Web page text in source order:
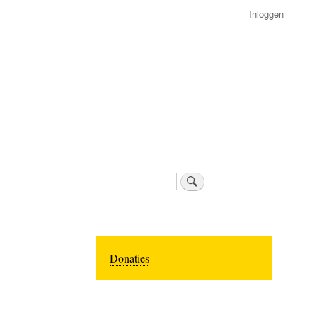
Inloggen
Zoeken
Donaties